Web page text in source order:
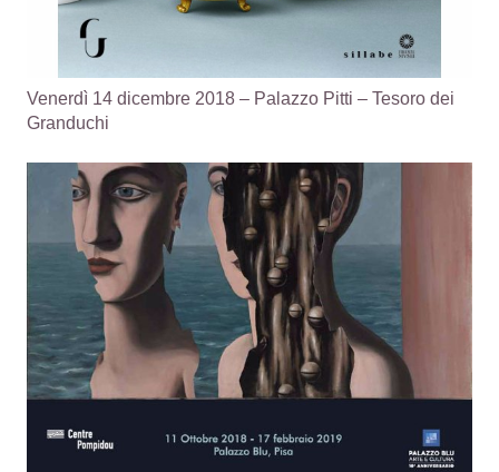
Venerdì 14 dicembre 2018 – Palazzo Pitti – Tesoro dei
Granduchi